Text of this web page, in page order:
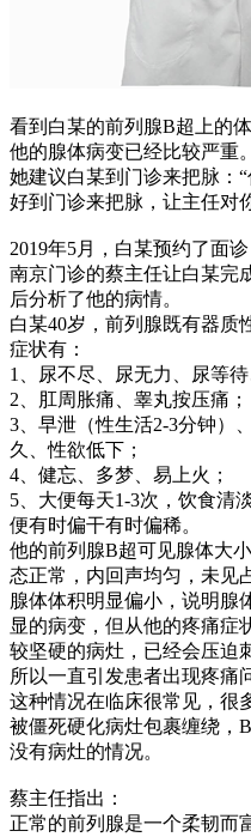
看到白某的前列腺B超上的
他的腺体病变已经比较严重。
她建议白某到门诊来把脉：
好到门诊来把脉，让主任对
2019年5月，白某预约了面诊
南京门诊的蔡主任让白某完
后分析了他的病情。
白某40岁，前列腺既有器质
症状有：
1、尿不尽、尿无力、尿等
2、肛周胀痛、睾丸按压痛；
3、早泄（性生活2-3分钟）
久、性欲低下；
4、健忘、多梦、易上火；
5、大便每天1-3次，饮食清
便有时偏干有时偏稀。
他的前列腺B超可见腺体大
态正常，内回声均匀，未见
腺体体积明显偏小，说明腺
显的病变，但从他的疼痛症
较坚硬的病灶，已经会压迫
所以一直引发患者出现疼痛
这种情况在临床很常见，很
被僵死硬化病灶包裹缠绕，
没有病灶的情况。
蔡主任指出：
正常的前列腺是一个柔韧而